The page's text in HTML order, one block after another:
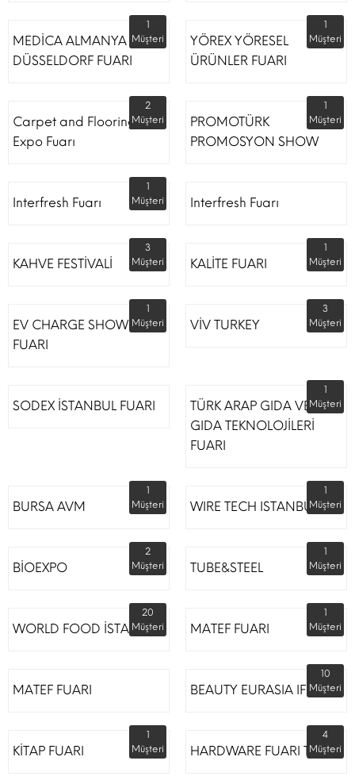
MEDİCA ALMANYA
DÜSSELDORF FUARI
1
Müşteri
YÖREX YÖRESEL
ÜRÜNLER FUARI
1
Müşteri
Carpet and Flooring
Expo Fuarı
2
Müşteri
PROMOTÜRK
PROMOSYON SHOW
1
Müşteri
Interfresh Fuarı
1
Müşteri
Interfresh Fuarı
KAHVE FESTİVALİ
3
Müşteri
KALİTE FUARI
1
Müşteri
EV CHARGE SHOW
FUARI
1
Müşteri
VİV TURKEY
3
Müşteri
SODEX İSTANBUL FUARI
TÜRK ARAP GIDA VE
GIDA TEKNOLOJİLERİ
FUARI
1
Müşteri
BURSA AVM
1
Müşteri
WIRE TECH ISTANBUL
1
Müşteri
BİOEXPO
2
Müşteri
TUBE&STEEL
1
Müşteri
WORLD FOOD İSTANBUL
20
Müşteri
MATEF FUARI
1
Müşteri
MATEF FUARI BEAUTY EURASIA IFM
10
Müşteri
KİTAP FUARI
1
Müşteri
HARDWARE FUARI TÜYAP
4
Müşteri